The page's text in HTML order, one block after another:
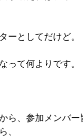
ーとしてだけど。
って何よりです。
、参加メンバー
、